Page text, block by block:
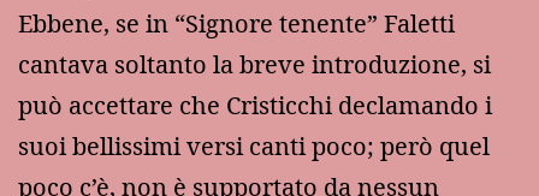
Ebbene, se in “Signore tenente” Faletti
cantava soltanto la breve introduzione, si
può accettare che Cristicchi declamando i
suoi bellissimi versi canti poco; però quel
poco c’è, non è supportato da nessun